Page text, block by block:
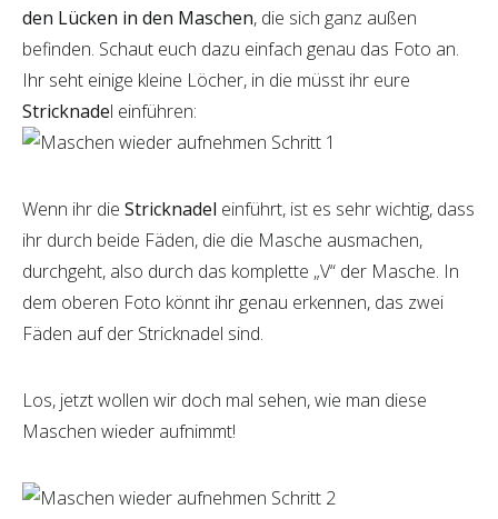
den Lücken in den Maschen, die sich ganz außen
befinden. Schaut euch dazu einfach genau das Foto an.
Ihr seht einige kleine Löcher, in die müsst ihr eure
Stricknadel einführen:
Wenn ihr die Stricknadel einführt, ist es sehr wichtig, dass
ihr durch beide Fäden, die die Masche ausmachen,
durchgeht, also durch das komplette „V“ der Masche. In
dem oberen Foto könnt ihr genau erkennen, das zwei
Fäden auf der Stricknadel sind.
Los, jetzt wollen wir doch mal sehen, wie man diese
Maschen wieder aufnimmt!